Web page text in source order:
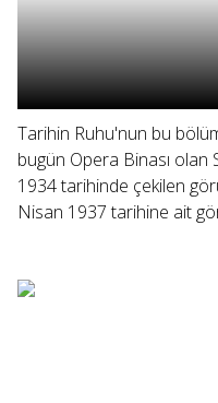
Tarihin Ruhu'nun bu
bugün Opera Binası olan
1934 tarihinde çekilen
Nisan 1937 tarihine ait